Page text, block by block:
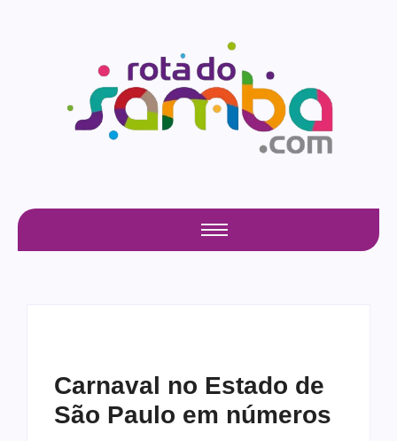
Carnaval no Estado de
São Paulo em números